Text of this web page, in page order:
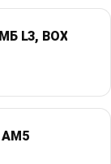
L3, BOX
AM5